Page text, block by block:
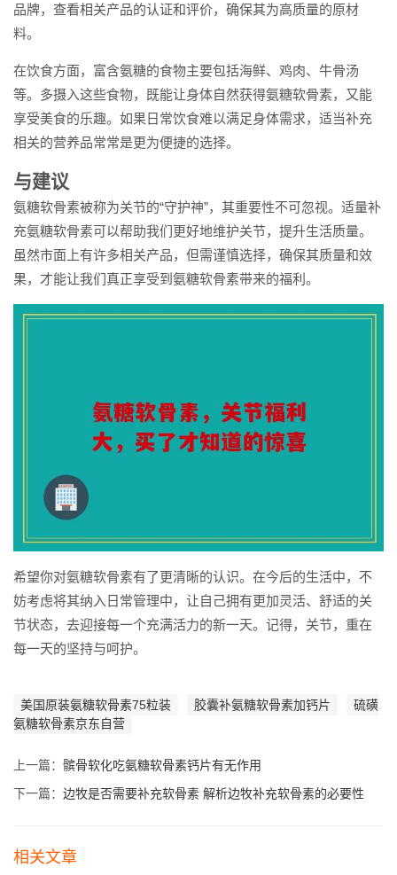
品牌，查看相关产品的认证和评价，确保其为高质量的原材
料。
在饮食方面，富含氨糖的食物主要包括海鲜、鸡肉、牛骨汤
等。多摄入这些食物，既能让身体自然获得氨糖软骨素，又能
享受美食的乐趣。如果日常饮食难以满足身体需求，适当补充
相关的营养品常常是更为便捷的选择。
与建议
氨糖软骨素被称为关节的“守护神”，其重要性不可忽视。适量补
充氨糖软骨素可以帮助我们更好地维护关节，提升生活质量。
虽然市面上有许多相关产品，但需谨慎选择，确保其质量和效
果，才能让我们真正享受到氨糖软骨素带来的福利。
希望你对氨糖软骨素有了更清晰的认识。在今后的生活中，不
妨考虑将其纳入日常管理中，让自己拥有更加灵活、舒适的关
节状态，去迎接每一个充满活力的新一天。记得，关节，重在
每一天的坚持与呵护。
美国原装氨糖软骨素75粒装 胶囊补氨糖软骨素加钙片
硫磺
氨糖软骨素京东自营
上一篇： 髌骨软化吃氨糖软骨素钙片有无作用
下一篇： 边牧是否需要补充软骨素 解析边牧补充软骨素的必要性
相关文章